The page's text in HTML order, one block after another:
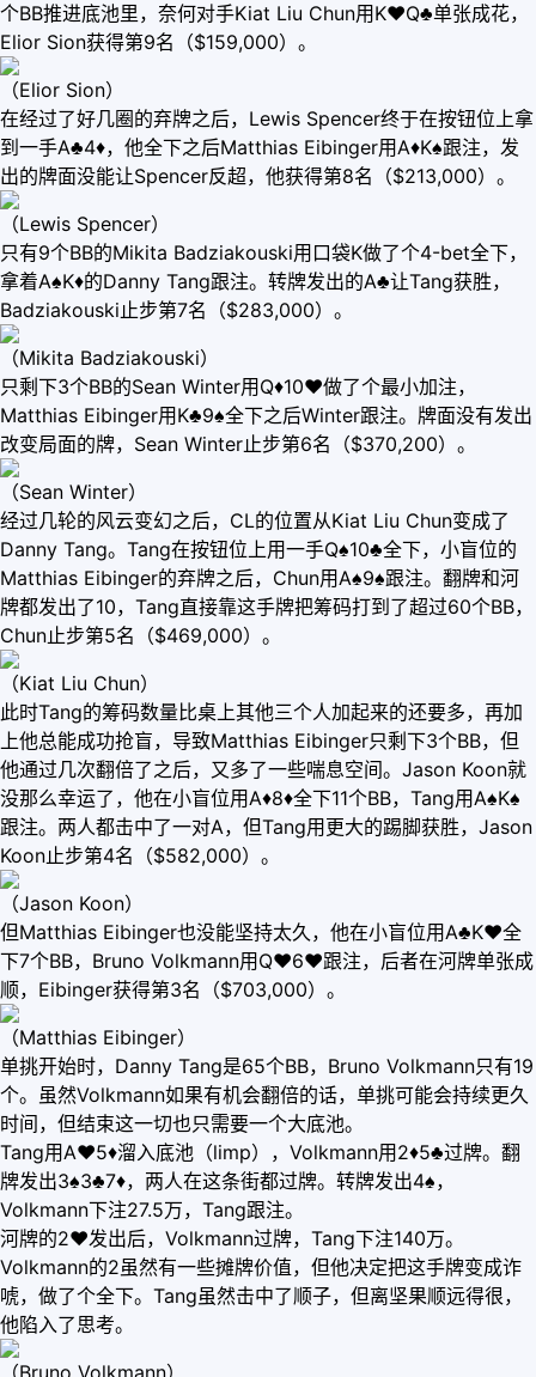
个BB推进底池里，奈何对手Kiat Liu Chun用K♥Q♣单张成花，
Elior Sion获得第9名（$159,000）。
（Elior Sion）
在经过了好几圈的弃牌之后，Lewis Spencer终于在按钮位上拿
到一手A♣4♦，他全下之后Matthias Eibinger用A♦K♠跟注，发
出的牌面没能让Spencer反超，他获得第8名（$213,000）。
（Lewis Spencer）
只有9个BB的Mikita Badziakouski用口袋K做了个4-bet全下，
拿着A♠K♦的Danny Tang跟注。转牌发出的A♣让Tang获胜，
Badziakouski止步第7名（$283,000）。
（Mikita Badziakouski）
只剩下3个BB的Sean Winter用Q♦10♥做了个最小加注，
Matthias Eibinger用K♣9♠全下之后Winter跟注。牌面没有发出
改变局面的牌，Sean Winter止步第6名（$370,200）。
（Sean Winter）
经过几轮的风云变幻之后，CL的位置从Kiat Liu Chun变成了
Danny Tang。Tang在按钮位上用一手Q♠10♣全下，小盲位的
Matthias Eibinger的弃牌之后，Chun用A♠9♠跟注。翻牌和河
牌都发出了10，Tang直接靠这手牌把筹码打到了超过60个BB，
Chun止步第5名（$469,000）。
（Kiat Liu Chun）
此时Tang的筹码数量比桌上其他三个人加起来的还要多，再加
上他总能成功抢盲，导致Matthias Eibinger只剩下3个BB，但
他通过几次翻倍了之后，又多了一些喘息空间。Jason Koon就
没那么幸运了，他在小盲位用A♦8♦全下11个BB，Tang用A♠K♠
跟注。两人都击中了一对A，但Tang用更大的踢脚获胜，Jason
Koon止步第4名（$582,000）。
（Jason Koon）
但Matthias Eibinger也没能坚持太久，他在小盲位用A♣K♥全
下7个BB，Bruno Volkmann用Q♥6♥跟注，后者在河牌单张成
顺，Eibinger获得第3名（$703,000）。
（Matthias Eibinger）
单挑开始时，Danny Tang是65个BB，Bruno Volkmann只有19
个。虽然Volkmann如果有机会翻倍的话，单挑可能会持续更久
时间，但结束这一切也只需要一个大底池。
Tang用A♥5♦溜入底池（limp），Volkmann用2♦5♣过牌。翻
牌发出3♠3♣7♦，两人在这条街都过牌。转牌发出4♠，
Volkmann下注27.5万，Tang跟注。
河牌的2♥发出后，Volkmann过牌，Tang下注140万。
Volkmann的2虽然有一些摊牌价值，但他决定把这手牌变成诈
唬，做了个全下。Tang虽然击中了顺子，但离坚果顺远得很，
他陷入了思考。
（Bruno Volkmann）